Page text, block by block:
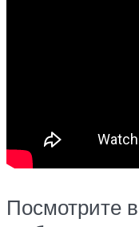
Посмотрите